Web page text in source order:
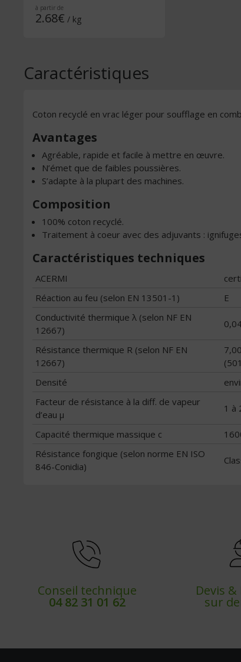
à partir de
2.68€ / kg
Caractéristiques
Coton recyclé en vrac léger pour soufflage en
Avantages
Agréable, rapide et facile à mettre en œuvre.
N’émet que de faibles poussières.
S’adapte à la plupart des machines.
Composition
100% coton recyclé.
Traitement à coeur avec des adjuvants :
Caractéristiques techniques
ACERMI
Réaction au feu (selon EN 13501-1)
E
Conductivité thermique λ (selon NF EN
12667)
Résistance thermique R (selon NF EN
12667)
Densité
Facteur de résistance à la diff. de vapeur
d’eau μ
1 à
Capacité thermique massique c
Résistance fongique (selon norme EN ISO
846-Conidia)
Conseil technique
04 82 31 01 62
Devis &
sur